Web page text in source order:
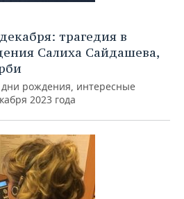
трагедия в
Салиха Сайдашева,
рождения, интересные
2023 года